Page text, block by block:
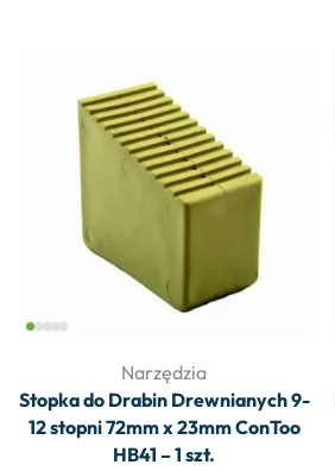
Narzędzia
Stopka do Drabin Drewnianych 9-
12 stopni 72mm x 23mm ConToo
HB41 – 1 szt.